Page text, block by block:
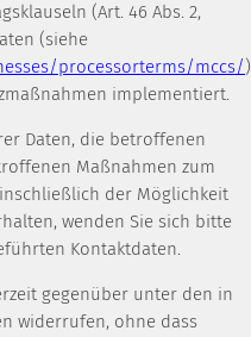
(Art. 46 Abs. 2,
(siehe
processorterms/mccs/
implementiert.
Daten, die betroffenen
Maßnahmen zum
der Möglichkeit
wenden Sie sich bitte
Kontaktdaten.
gegenüber unter den in
widerrufen, ohne dass